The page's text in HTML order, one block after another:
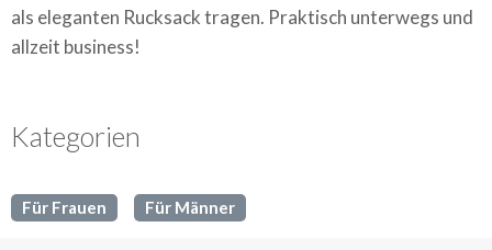
als eleganten Rucksack tragen. Praktisch unterwegs und
allzeit business!
Kategorien
Für Frauen Für Männer